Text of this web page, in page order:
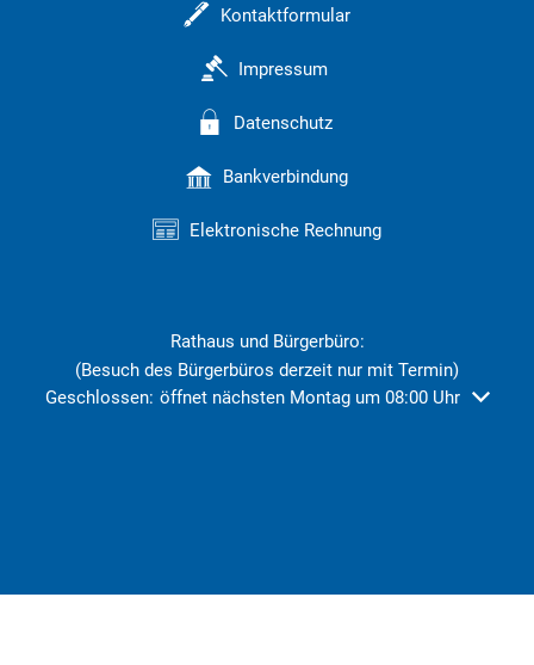
Kontaktformular
Impressum
Datenschutz
Bankverbindung
Elektronische Rechnung
Rathaus und Bürgerbüro:
(Besuch des Bürgerbüros derzeit nur mit Termin)
Klicken, um weitere Öffnungs- oder Schließzeiten
Geschlossen: öffnet nächsten Montag um 08:00 Uhr